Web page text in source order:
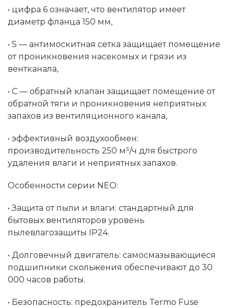
• цифра 6 означает, что вентилятор имеет
диаметр фланца 150 мм,
• S — антимоскитная сетка защищает помещение
от проникновения насекомых и грязи из
вентканала,
• С — обратный клапан защищает помещение от
обратной тяги и проникновения неприятных
запахов из вентиляционного канала,
• эффективный воздухообмен:
производительность 250 м³/ч для быстрого
удаления влаги и неприятных запахов.
Особенности серии NEO:
• Защита от пыли и влаги: стандартный для
бытовых вентиляторов уровень
пылевлагозащиты IP24.
• Долговечный двигатель: самосмазывающиеся
подшипники скольжения обеспечивают до 30
000 часов работы.
• Безопасность: предохранитель Termo Fuse